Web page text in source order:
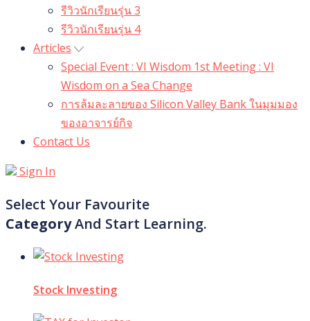
รีวิวนักเรียนรุ่น 3
รีวิวนักเรียนรุ่น 4
Articles
Special Event : VI Wisdom 1st Meeting : VI
Wisdom on a Sea Change
การล้มละลายของ Silicon Valley Bank ในมุมมอง
ของอาจารย์กิจ
Contact Us
Sign In
Select Your Favourite
CategoryAnd Start Learning.
Stock Investing